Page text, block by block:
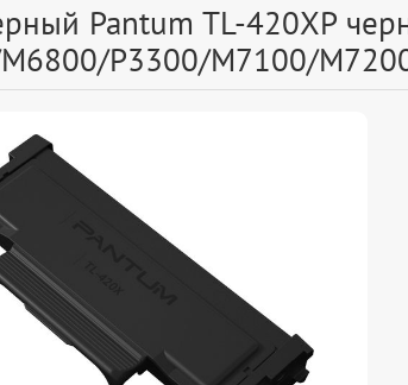
Pantum TL-420XP
P3300/M7100/